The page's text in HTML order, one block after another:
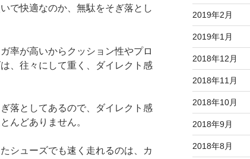
で快適なのか、無駄をそぎ落とし
率が高いからクッション性やプロ
、往々にして重く、ダイレクト感
落としてあるので、ダイレクト感
んどありません。
シューズでも速く走れるのは、カ
2019年2月
2019年1月
2018年12月
2018年11月
2018年10月
2018年9月
2018年8月